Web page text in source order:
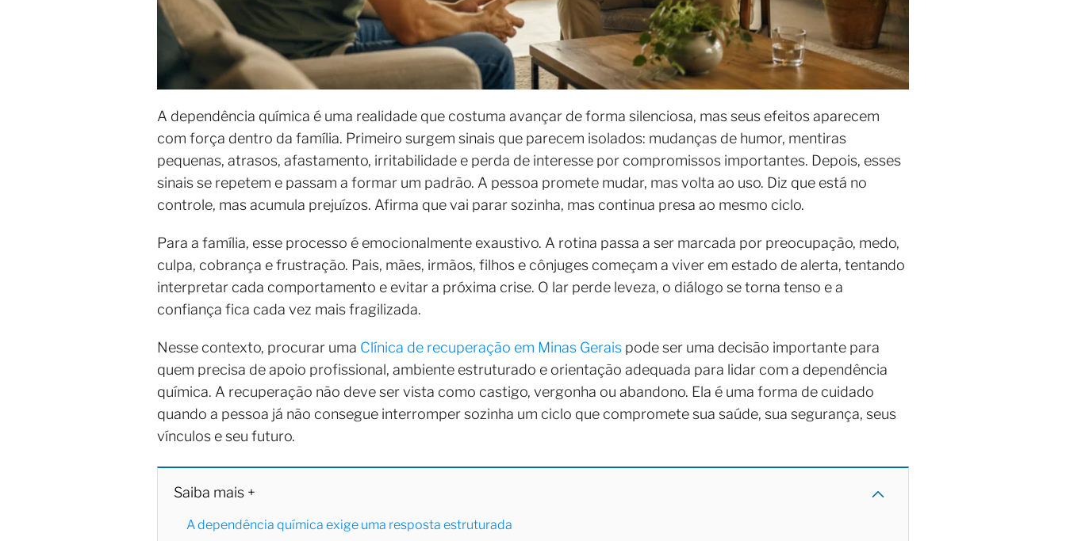
A dependência química é uma realidade que costuma avançar de forma silenciosa, mas seus efeitos aparecem
com força dentro da família. Primeiro surgem sinais que parecem isolados: mudanças de humor, mentiras
pequenas, atrasos, afastamento, irritabilidade e perda de interesse por compromissos importantes. Depois, esses
sinais se repetem e passam a formar um padrão. A pessoa promete mudar, mas volta ao uso. Diz que está no
controle, mas acumula prejuízos. Afirma que vai parar sozinha, mas continua presa ao mesmo ciclo.
Para a família, esse processo é emocionalmente exaustivo. A rotina passa a ser marcada por preocupação, medo,
culpa, cobrança e frustração. Pais, mães, irmãos, filhos e cônjuges começam a viver em estado de alerta, tentando
interpretar cada comportamento e evitar a próxima crise. O lar perde leveza, o diálogo se torna tenso e a
confiança fica cada vez mais fragilizada.
Nesse contexto, procurar uma Clínica de recuperação em Minas Gerais pode ser uma decisão importante para
quem precisa de apoio profissional, ambiente estruturado e orientação adequada para lidar com a dependência
química. A recuperação não deve ser vista como castigo, vergonha ou abandono. Ela é uma forma de cuidado
quando a pessoa já não consegue interromper sozinha um ciclo que compromete sua saúde, sua segurança, seus
vínculos e seu futuro.
Saiba mais +
A dependência química exige uma resposta estruturada